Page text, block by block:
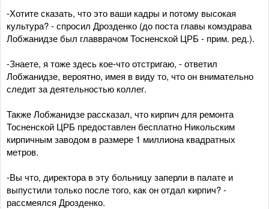
-Хотите сказать, что это ваши кадры и потому высокая
культура? - спросил Дрозденко (до поста главы комздрава
Лобжанидзе был главврачом Тосненской ЦРБ - прим. ред.).
-Знаете, я тоже здесь кое-что отстригаю, - ответил
Лобжанидзе, вероятно, имея в виду то, что он внимательно
следит за деятельностью коллег.
Также Лобжанидзе рассказал, что кирпич для ремонта
Тосненской ЦРБ предоставлен бесплатно Никольским
кирпичным заводом в размере 1 миллиона квадратных
метров.
-Вы что, директора в эту больницу заперли в палате и
выпустили только после того, как он отдал кирпич? -
рассмеялся Дрозденко.